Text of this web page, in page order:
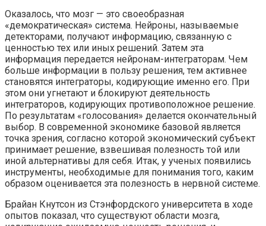
Оказалось, что мозг — это своеобразная
«демократическая» система. Нейроны, называемые
детекторами, получают информацию, связанную с
ценностью тех или иных решений. Затем эта
информация передается нейронам-интеграторам. Чем
больше информации в пользу решения, тем активнее
становятся интеграторы, кодирующие именно его. При
этом они угнетают и блокируют деятельность
интеграторов, кодирующих противоположное решение.
По результатам «голосования» делается окончательный
выбор. В современной экономике базовой является
точка зрения, согласно которой экономический субъект
принимает решение, взвешивая полезность той или
иной альтернативы для себя. Итак, у ученых появились
инструменты, необходимые для понимания того, каким
образом оценивается эта полезность в нервной системе.
Брайан Кнутсон из Стэнфордского университета в ходе
опытов показал, что существуют области мозга,